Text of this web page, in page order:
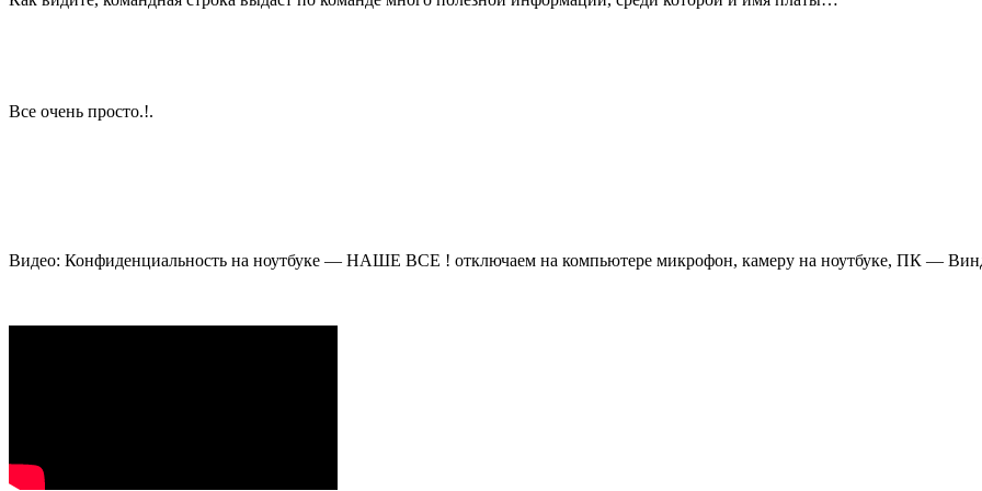
Все очень просто.!.
Видео: Конфиденциальность на ноутбуке — НАШЕ ВСЕ ! отключаем на компьютере микрофон, камеру на ноутбуке, ПК —